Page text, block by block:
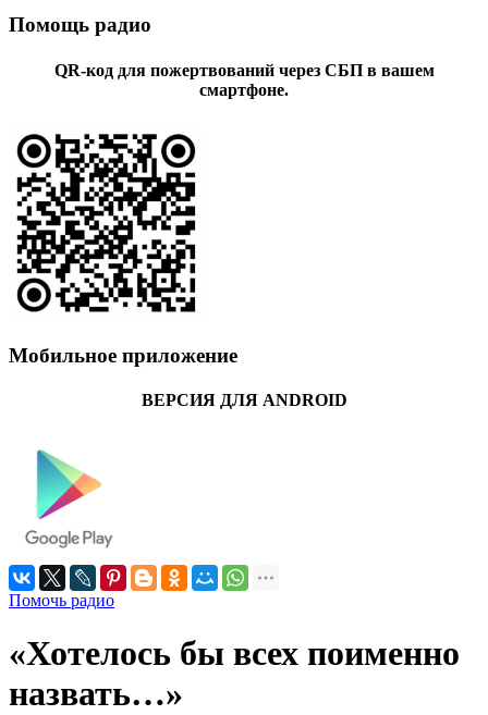
Помощь радио
QR-код для пожертвований через СБП в вашем
смартфоне.
Мобильное приложение
ВЕРСИЯ ДЛЯ ANDROID
Помочь радио
«Хотелось бы всех поименно
назвать…»